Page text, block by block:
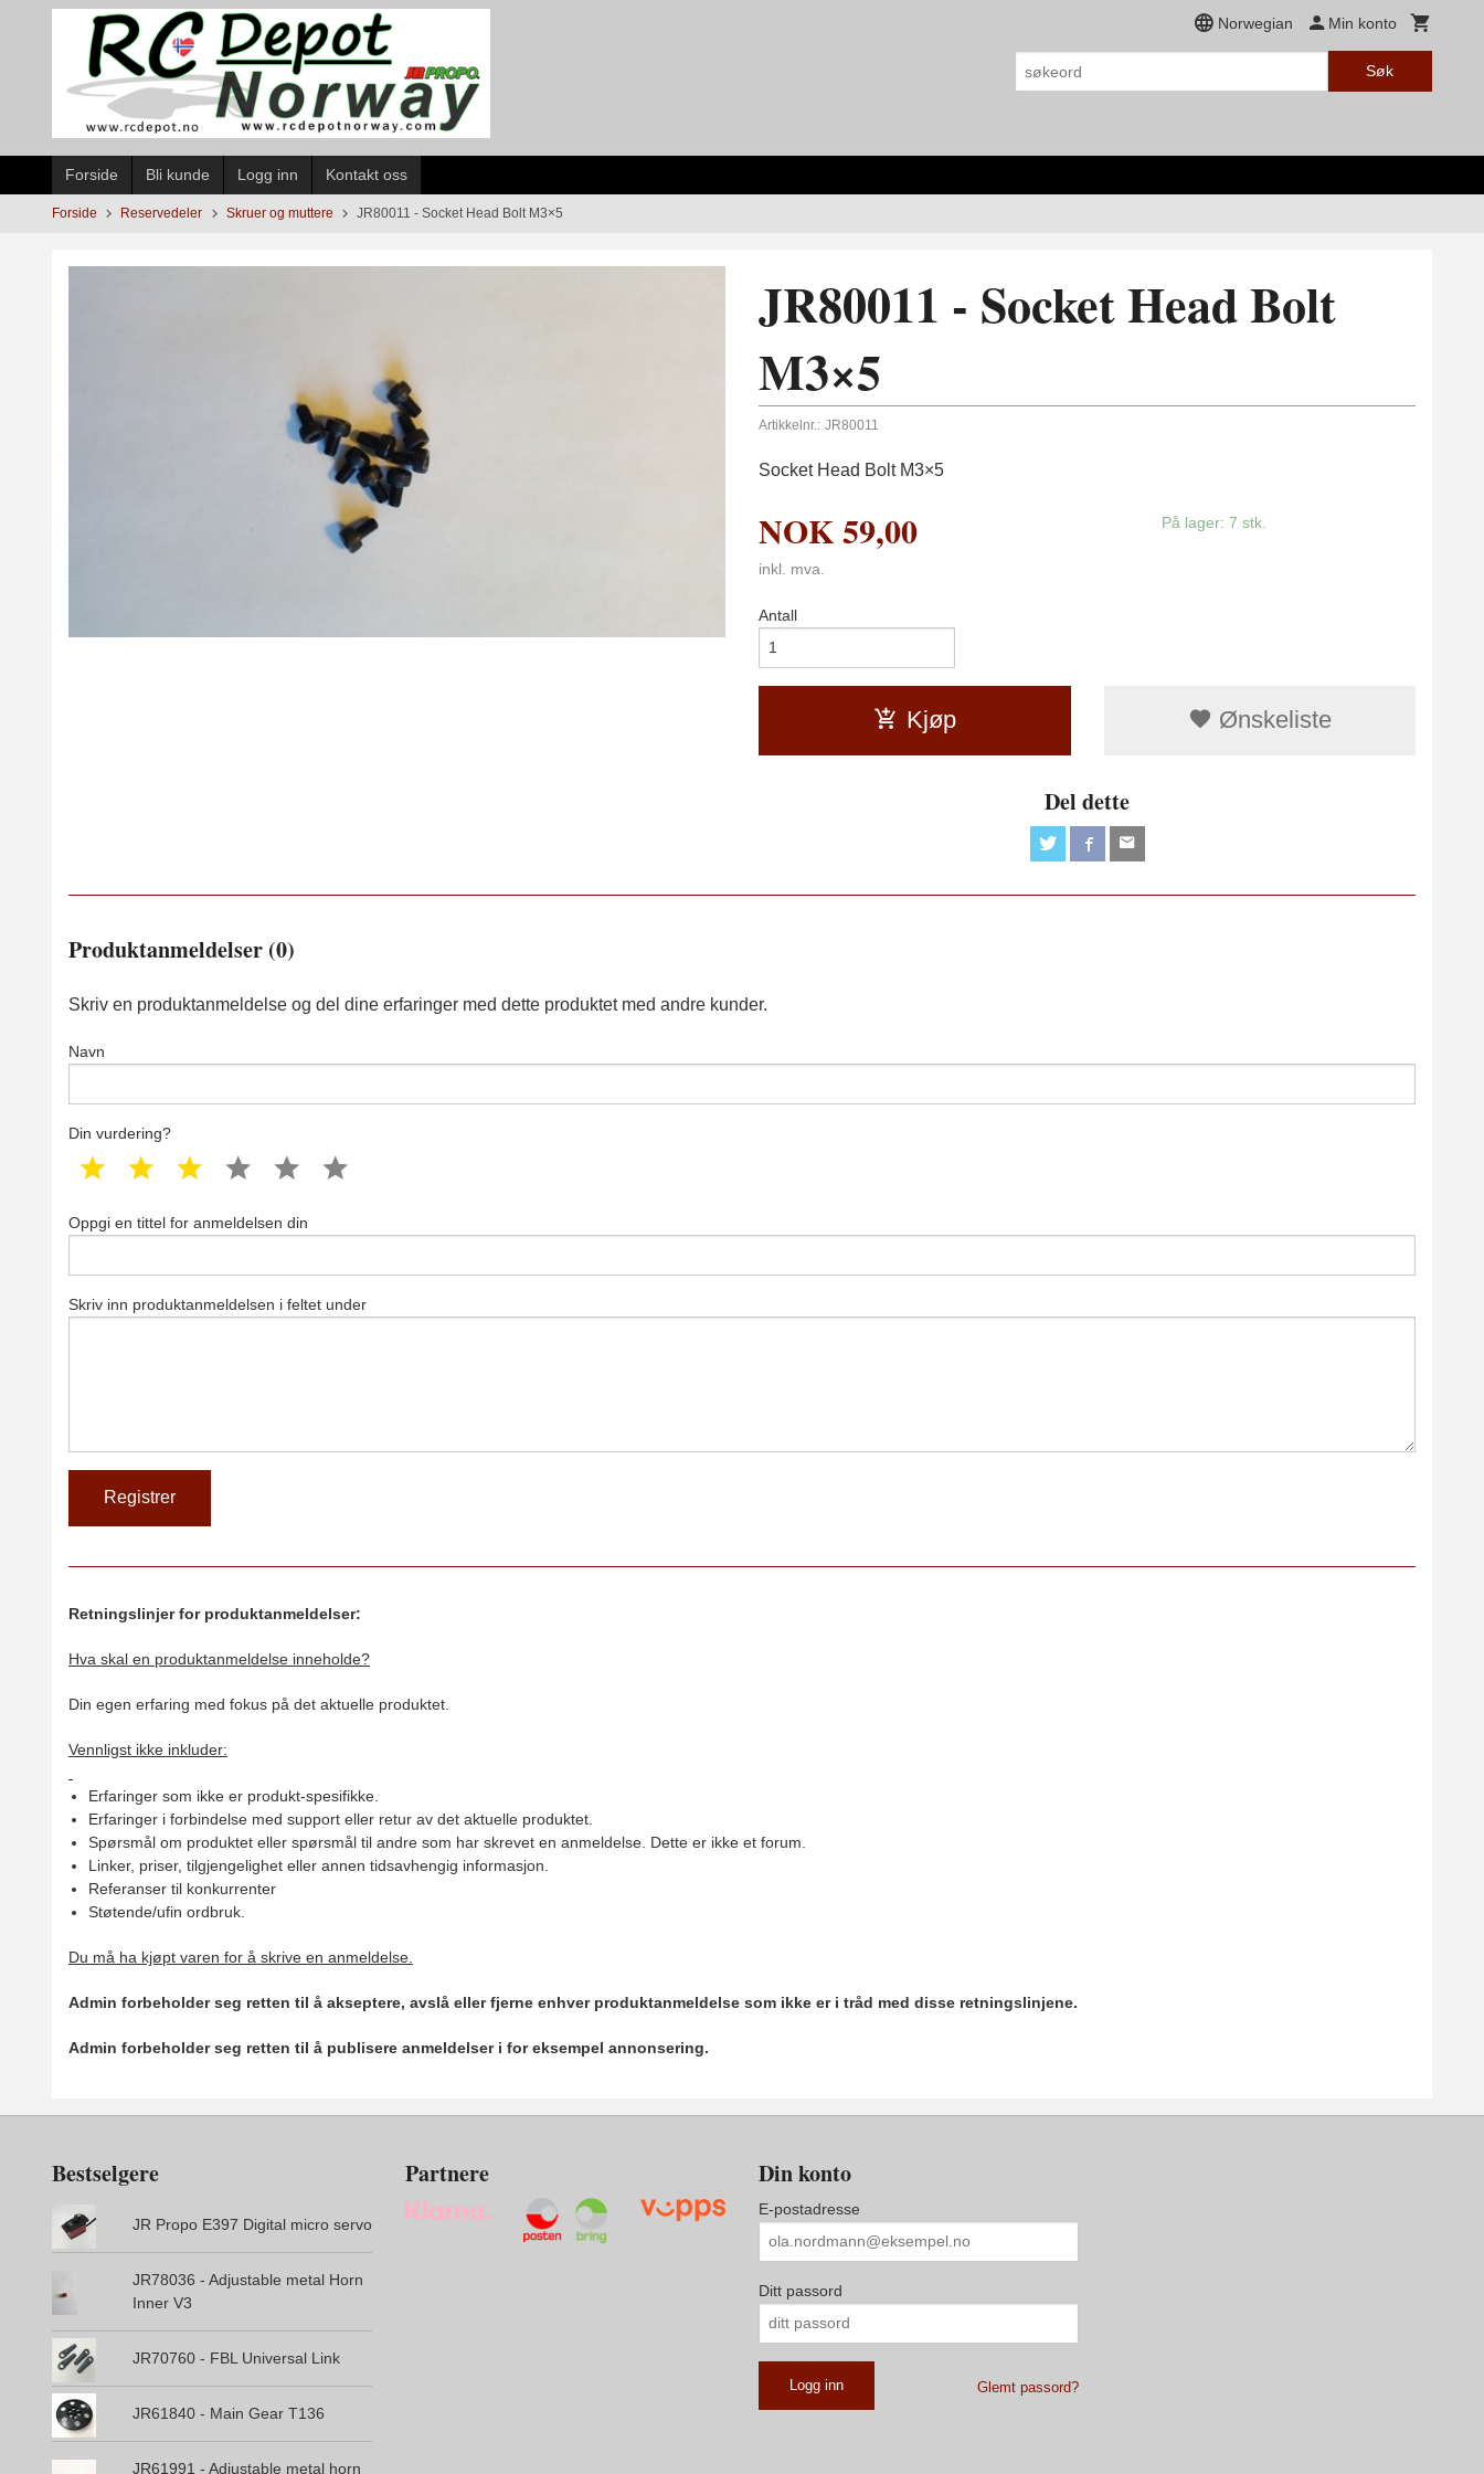
Norwegian Min konto
Søk
Forside Bli kunde Logg inn Kontakt oss
Forside Reservedeler Skruer og muttere JR80011 - Socket Head Bolt M3×5
JR80011 - Socket Head Bolt
M3×5
Artikkelnr.: JR80011
Socket Head Bolt M3×5
NOK59,00
inkl. mva.
På lager: 7 stk.
Antall
Kjøp Ønskeliste
Del dette
Produktanmeldelser (0)
Skriv en produktanmeldelse og del dine erfaringer med dette produktet med andre kunder.
Navn
Din vurdering?
1 star 2 star 3 star 4 star 5 star
Oppgi en tittel for anmeldelsen din
Skriv inn produktanmeldelsen i feltet under
Retningslinjer for produktanmeldelser:
Hva skal en produktanmeldelse inneholde?
Din egen erfaring med fokus på det aktuelle produktet.
Vennligst ikke inkluder:
Erfaringer som ikke er produkt-spesifikke.
Erfaringer i forbindelse med support eller retur av det aktuelle produktet.
Spørsmål om produktet eller spørsmål til andre som har skrevet en anmeldelse. Dette er ikke et forum.
Linker, priser, tilgjengelighet eller annen tidsavhengig informasjon.
Referanser til konkurrenter
Støtende/ufin ordbruk.
Du må ha kjøpt varen for å skrive en anmeldelse.
Admin forbeholder seg retten til å akseptere, avslå eller fjerne enhver produktanmeldelse som ikke er i tråd med disse retningslinjene.
Admin forbeholder seg retten til å publisere anmeldelser i for eksempel annonsering.
Bestselgere
JR Propo E397 Digital micro servo
JR78036 - Adjustable metal Horn
Inner V3
JR70760 - FBL Universal Link
JR61840 - Main Gear T136
JR61991 - Adjustable metal horn
Partnere Din konto
E-postadresse
Ditt passord
Glemt passord?